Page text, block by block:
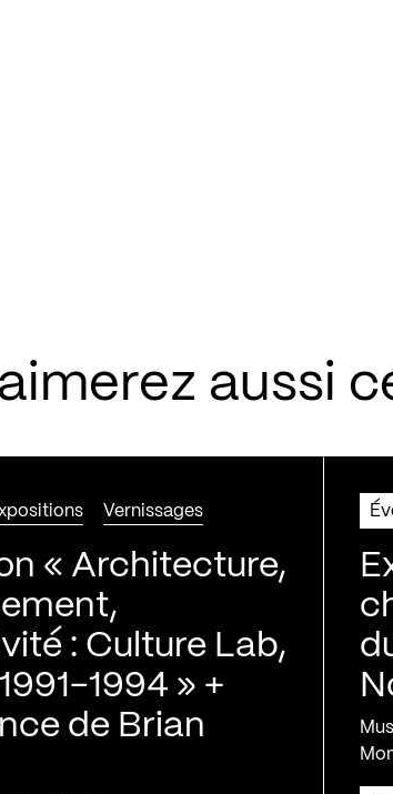
aussi
Vernissages
« Architecture,
: Culture Lab,
1994 » +
de Brian